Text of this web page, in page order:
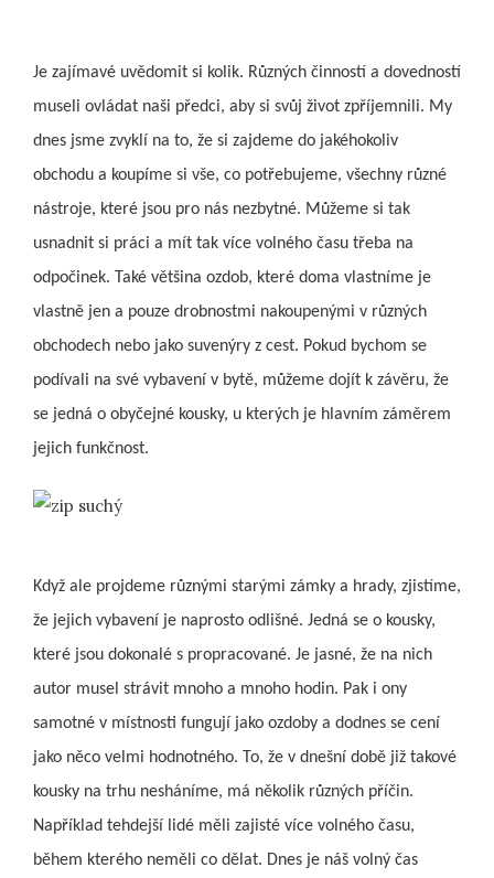
Je zajímavé uvědomit si kolik. Různých činností a dovedností
museli ovládat naši předci, aby si svůj život zpříjemnili. My
dnes jsme zvyklí na to, že si zajdeme do jakéhokoliv
obchodu a koupíme si vše, co potřebujeme, všechny různé
nástroje, které jsou pro nás nezbytné. Můžeme si tak
usnadnit si práci a mít tak více volného času třeba na
odpočinek. Také většina ozdob, které doma vlastníme je
vlastně jen a pouze drobnostmi nakoupenými v různých
obchodech nebo jako suvenýry z cest. Pokud bychom se
podívali na své vybavení v bytě, můžeme dojít k závěru, že
se jedná o obyčejné kousky, u kterých je hlavním záměrem
jejich funkčnost.
Když ale projdeme různými starými zámky a hrady, zjistíme,
že jejich vybavení je naprosto odlišné. Jedná se o kousky,
které jsou dokonalé s propracované. Je jasné, že na nich
autor musel strávit mnoho a mnoho hodin. Pak i ony
samotné v místnosti fungují jako ozdoby a dodnes se cení
jako něco velmi hodnotného. To, že v dnešní době již takové
kousky na trhu nesháníme, má několik různých příčin.
Například tehdejší lidé měli zajisté více volného času,
během kterého neměli co dělat. Dnes je náš volný čas